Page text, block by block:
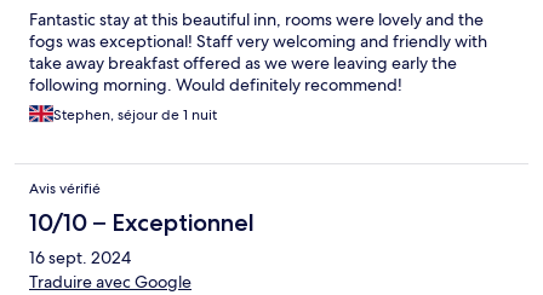
Fantastic stay at this beautiful inn, rooms were lovely and the
fogs was exceptional! Staff very welcoming and friendly with
take away breakfast offered as we were leaving early the
following morning. Would definitely recommend!
Stephen, séjour de 1 nuit
Avis vérifié
10/10 – Exceptionnel
16 sept. 2024
Traduire avec Google